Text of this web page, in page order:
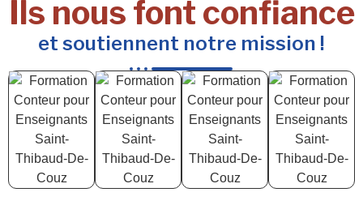
Ils nous font confiance
et soutiennent notre mission !